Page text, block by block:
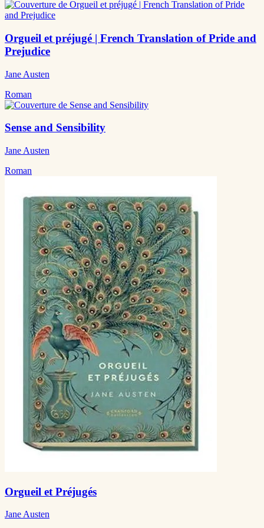
Orgueil et préjugé | French Translation of Pride and
Prejudice
Jane Austen
Roman
Sense and Sensibility
Jane Austen
Roman
Orgueil et Préjugés
Jane Austen